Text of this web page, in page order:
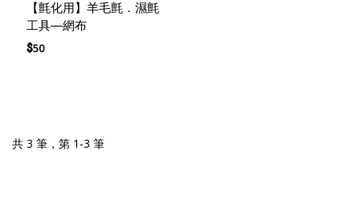
【氈化用】羊毛氈．濕氈
工具—網布
$50
共 3 筆，第 1-3 筆